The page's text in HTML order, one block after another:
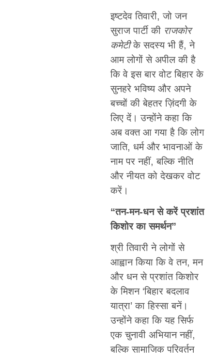
इष्टदेव तिवारी, जो जन
सुराज पार्टी की राजकोर
कमेटीके सदस्य भी हैं, ने
आम लोगों से अपील की है
कि वे इस बार वोट बिहार के
सुनहरे भविष्य और अपने
बच्चों की बेहतर ज़िंदगी के
लिए दें। उन्होंने कहा कि
अब वक्त आ गया है कि लोग
जाति, धर्म और भावनाओं के
नाम पर नहीं, बल्कि नीति
और नीयत को देखकर वोट
करें।
“तन-मन-धन से करें प्रशांत
किशोर का समर्थन”
श्री तिवारी ने लोगों से
आह्वान किया कि वे तन, मन
और धन से प्रशांत किशोर
के मिशन ‘बिहार बदलाव
यात्रा’ का हिस्सा बनें।
उन्होंने कहा कि यह सिर्फ
एक चुनावी अभियान नहीं,
बल्कि सामाजिक परिवर्तन